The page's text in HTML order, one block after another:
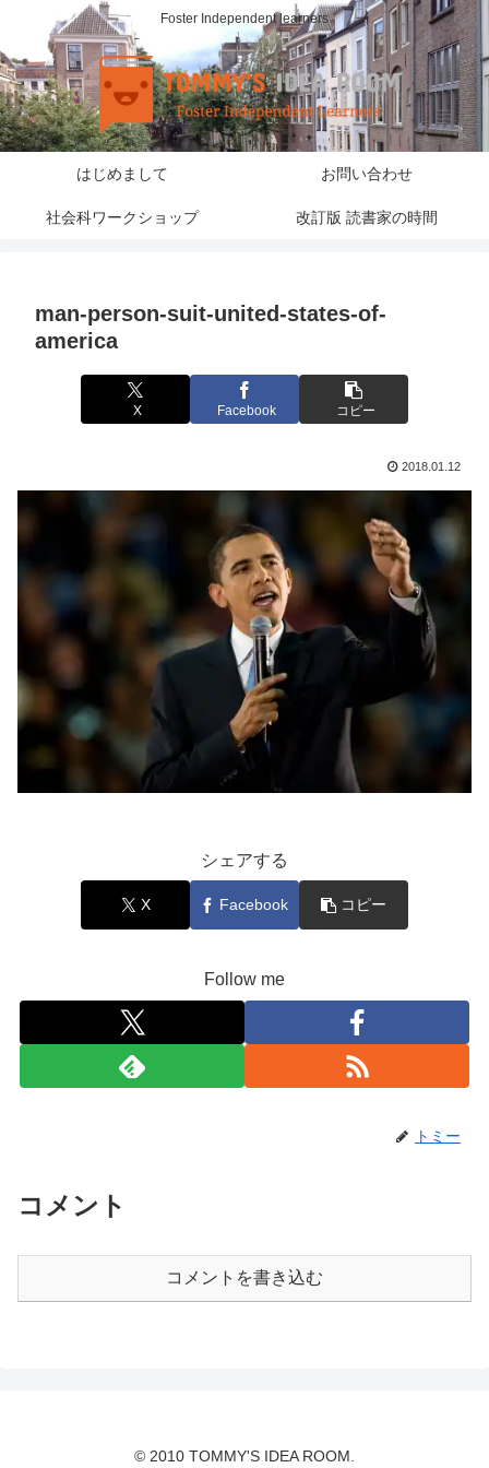
Foster Independent learners
はじめまして お問い合わせ
社会科ワークショップ 改訂版 読書家の時間
man-person-suit-united-states-of-
america
X Facebook コピー
2018.01.12
シェアする
X Facebook コピー
Follow me
トミー
コメント
コメントを書き込む
© 2010 TOMMY'S IDEA ROOM.